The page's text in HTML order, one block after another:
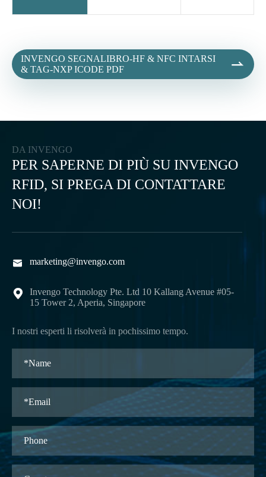
INVENGO SEGNALIBRO-HF & NFC INTARSI
& TAG-NXP ICODE PDF

DA INVENGO
PER SAPERNE DI PIÙ SU INVENGO
RFID, SI PREGA DI CONTATTARE
NOI!
 marketing@invengo.com

Invengo Technology Pte. Ltd 10 Kallang Avenue #05-
15 Tower 2, Aperia, Singapore
I nostri esperti li risolverà in pochissimo tempo.